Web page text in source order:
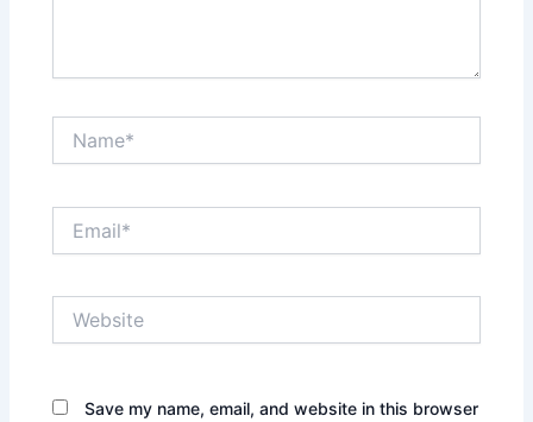
Save my name, email, and website in this browser